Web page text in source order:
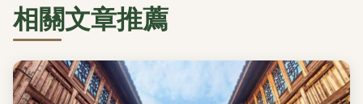
相關文章推薦